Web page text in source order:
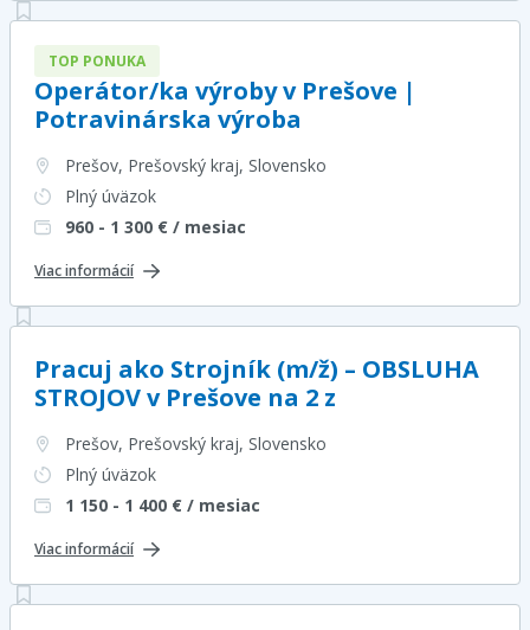
TOP PONUKA
Operátor/ka výroby v Prešove |
Potravinárska výroba
Prešov, Prešovský kraj, Slovensko
Plný úväzok
960 - 1 300 € / mesiac
Viac informácií
Pracuj ako Strojník (m/ž) – OBSLUHA
STROJOV v Prešove na 2 z
Prešov, Prešovský kraj, Slovensko
Plný úväzok
1 150 - 1 400 € / mesiac
Viac informácií